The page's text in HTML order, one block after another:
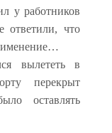
у работников
ответили, что
вылететь в
перекрыт
оставлять